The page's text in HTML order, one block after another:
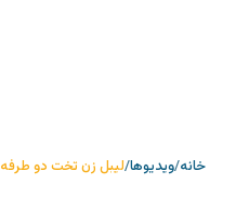
خانه/ویدیوها/لیبل زن تخت دو طرفه